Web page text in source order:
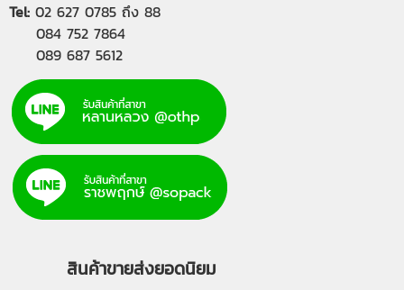
Tel: 02 627 0785 ถึง 88
084 752 7864
089 687 5612
สินค้าขายส่งยอดนิยม